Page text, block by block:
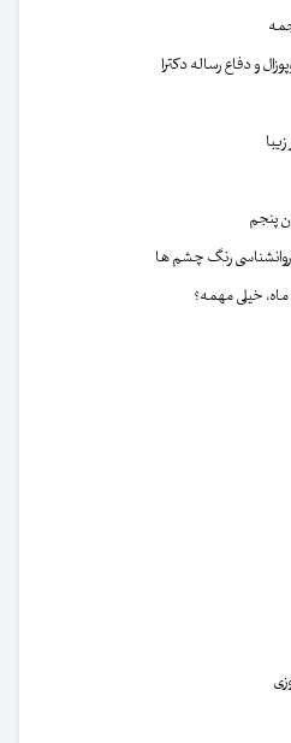
و دفاع رساله دکترا
پنجم
رنگ چشم ها
خیلی مهمه؟